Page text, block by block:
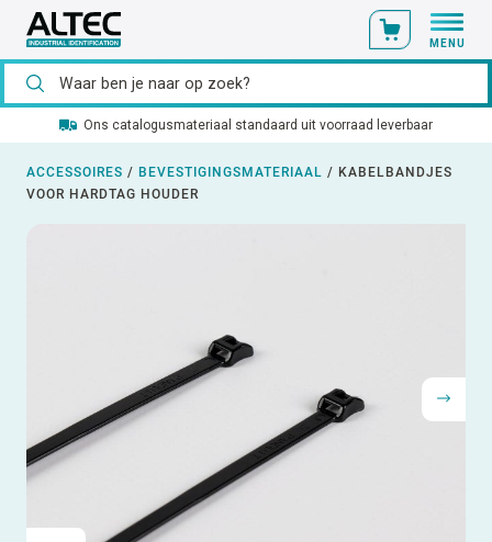
MENU
Ons catalogusmateriaal standaard uit voorraad leverbaar
ACCESSOIRES / BEVESTIGINGSMATERIAAL / KABELBANDJES
VOOR HARDTAG HOUDER